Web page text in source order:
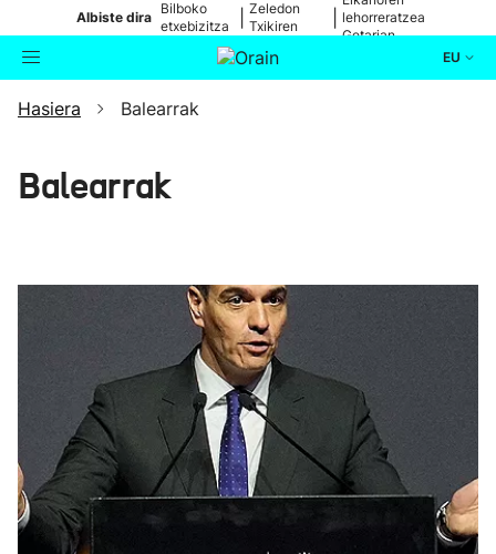
Albiste dira
Bilboko
etxebizitza
Zeledon
Txikiren
lehorreratzea
Getarian
EU
Bilatzailea
Ikusmiran
Eguraldia
Hasiera Balearrak
Balearrak